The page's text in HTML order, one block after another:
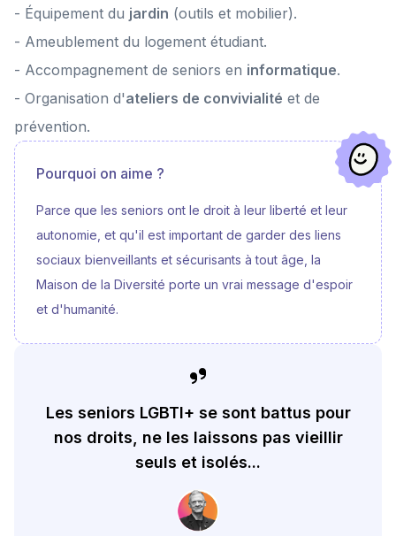
- Équipement du jardin (outils et mobilier).
- Ameublement du logement étudiant.
- Accompagnement de seniors en informatique.
- Organisation d'ateliers de convivialité et de
prévention.
Pourquoi on aime ?
Parce que les seniors ont le droit à leur liberté et leur
autonomie, et qu'il est important de garder des liens
sociaux bienveillants et sécurisants à tout âge, la
Maison de la Diversité porte un vrai message d'espoir
et d'humanité.
Les seniors LGBTI+ se sont battus pour
nos droits, ne les laissons pas vieillir
seuls et isolés...